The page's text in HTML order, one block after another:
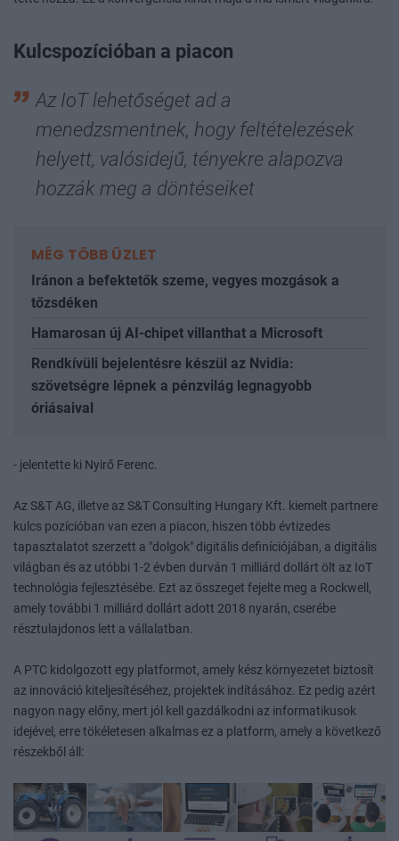
Kulcspozícióban a piacon
Az IoT lehetőséget ad a
menedzsmentnek, hogy feltételezések
helyett, valósidejű, tényekre alapozva
hozzák meg a döntéseiket
MÉG TÖBB ÜZLET
Iránon a befektetők szeme, vegyes mozgások a
tőzsdéken
Hamarosan új AI-chipet villanthat a Microsoft
Rendkívüli bejelentésre készül az Nvidia:
szövetségre lépnek a pénzvilág legnagyobb
óriásaival
- jelentette ki Nyirő Ferenc.
Az S&T AG, illetve az S&T Consulting Hungary Kft. kiemelt partnere
kulcs pozícióban van ezen a piacon, hiszen több évtizedes
tapasztalatot szerzett a "dolgok" digitális definíciójában, a digitális
világban és az utóbbi 1-2 évben durván 1 milliárd dollárt ölt az IoT
technológia fejlesztésébe. Ezt az összeget fejelte meg a Rockwell,
amely további 1 milliárd dollárt adott 2018 nyarán, cserébe
résztulajdonos lett a vállalatban.
A PTC kidolgozott egy platformot, amely kész környezetet biztosít
az innováció kiteljesítéséhez, projektek indításához. Ez pedig azért
nagyon nagy előny, mert jól kell gazdálkodni az informatikusok
idejével, erre tökéletesen alkalmas ez a platform, amely a következő
részekből áll: